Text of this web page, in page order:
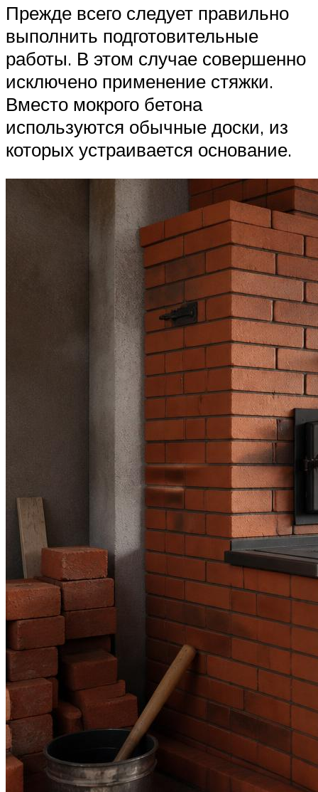
Прежде всего следует правильно
выполнить подготовительные
работы. В этом случае совершенно
исключено применение стяжки.
Вместо мокрого бетона
используются обычные доски, из
которых устраивается основание.